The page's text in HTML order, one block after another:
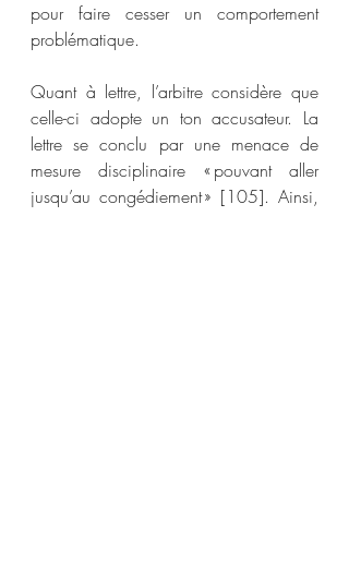
pour faire cesser un comportement
problématique.
Quant à lettre, l’arbitre considère que
celle-ci adopte un ton accusateur. La
lettre se conclu par une menace de
mesure disciplinaire « pouvant aller
jusqu’au congédiement » [105]. Ainsi,